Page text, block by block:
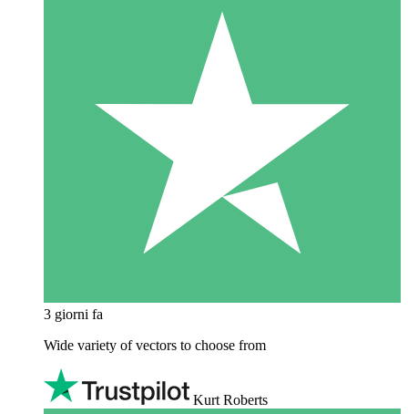
3 giorni fa
Wide variety of vectors to choose from
Kurt Roberts